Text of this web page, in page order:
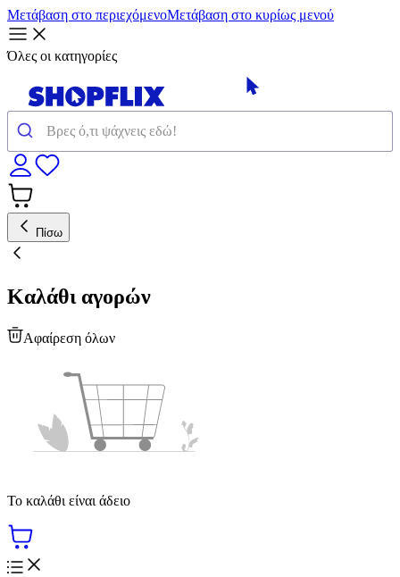
Μετάβαση στο περιεχόμενοΜετάβαση στο κυρίως μενού
Όλες οι κατηγορίες
Πίσω
Καλάθι αγορών
Αφαίρεση όλων
Το καλάθι είναι άδειο